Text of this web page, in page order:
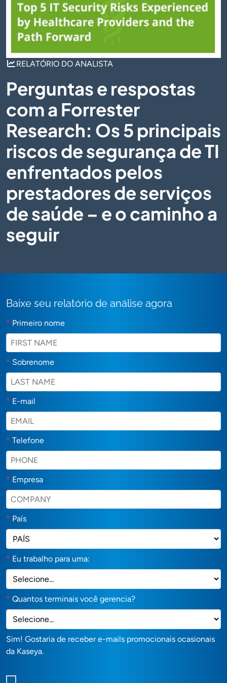
RELATÓRIO DO ANALISTA
Perguntas e respostas
com a Forrester
Research: Os 5 principais
riscos de segurança de TI
enfrentados pelos
prestadores de serviços
de saúde – e o caminho a
seguir
Baixe seu relatório de análise agora
* Primeiro nome
* Sobrenome
* E-mail
* Telefone
* Empresa
* País
* Eu trabalho para uma:
* Quantos terminais você gerencia?
Sim! Gostaria de receber e-mails promocionais ocasionais
da Kaseya.